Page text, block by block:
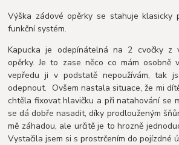
Výška zádové opěrky se stahuje klasicky
funkční systém.
Kapucka je odepínátelná na 2 cvočky z
opěrky. Je to zase něco co mám osobně
vepředu ji v podstatě nepoužívám, tak
odepnout. Ovšem nastala situace, že mi
chtěla fixovat hlavičku a při natahování se
se dá dobře nasadit, díky prodlouženým
mě záhadou, ale určitě je to hrozně
Vystačila jsem si s prostrčením do pojízdné